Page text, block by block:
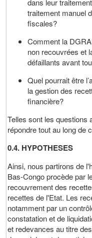
dans leur
traitement manuel
fiscales?
Comment la
non recouvrées et
défaillants avant
Quel pourrait être
la gestion des
financière?
Telles sont les questions
répondre tout au long de
0.4. HYPOTHESES
Ainsi, nous partirons de
Bas-Congo procède par
recouvrement des
recettes de l'Etat. Les
notamment par un
constatation et de
et redevances au titre